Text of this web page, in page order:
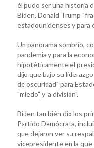
él pudo ser una historia
Biden, Donald Trump
estadounidenses y para
Un panorama sombrío,
pandemia y para la
hipotéticamente el
dijo que bajo su
de oscuridad" para
"miedo" y la división".
Biden también dio los
Partido Demócrata,
que dejaron ver su
vicepresidente en la que